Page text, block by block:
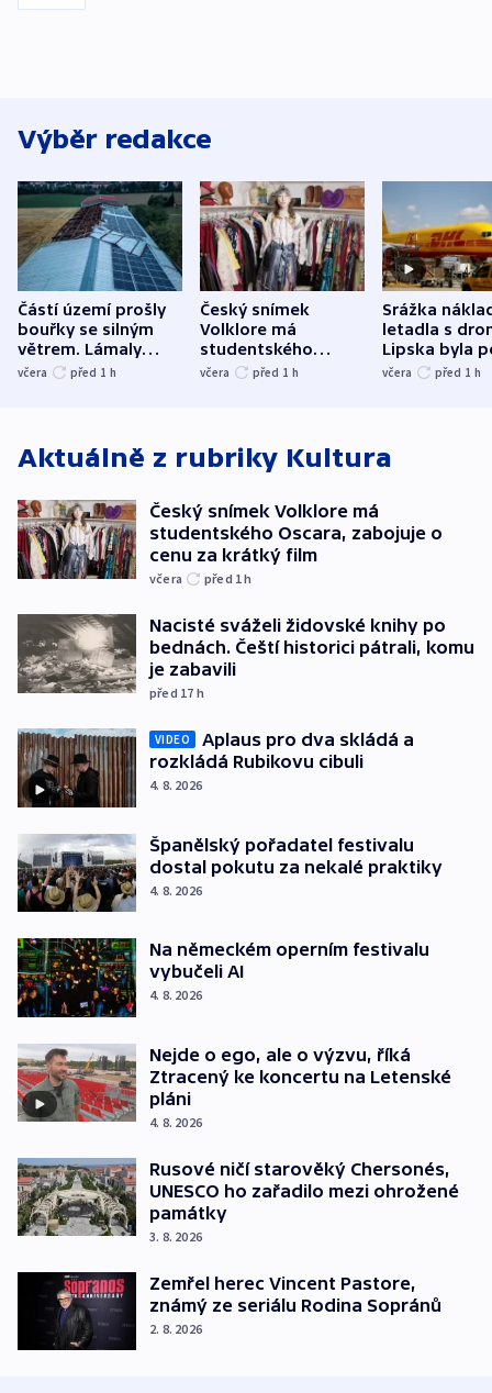
Výběr redakce
Částí území prošly
bouřky se silným
větrem. Lámaly
stromy a poničily
včera před 1 h
Český snímek
Volklore má
studentského
Oscara, zabojuje o
včera před 1 h
Srážka
letadla s
Lipska byla
německého
včera před 1 h
Aktuálně z rubriky Kultura
Český snímek Volklore má
studentského Oscara, zabojuje o
cenu za krátký film
včera před 1h
Nacisté sváželi židovské knihy po
bednách. Čeští historici pátrali, komu
je zabavili
před 17 h
VIDEO
Aplaus pro dva skládá a
rozkládá Rubikovu cibuli
4. 8. 2026
Španělský pořadatel festivalu
dostal pokutu za nekalé praktiky
4. 8. 2026
Na německém operním festivalu
vybučeli AI
4. 8. 2026
Nejde o ego, ale o výzvu, říká
Ztracený ke koncertu na Letenské
pláni
4. 8. 2026
Rusové ničí starověký Chersonés,
UNESCO ho zařadilo mezi ohrožené
památky
3. 8. 2026
Zemřel herec Vincent Pastore,
známý ze seriálu Rodina Sopránů
2. 8. 2026